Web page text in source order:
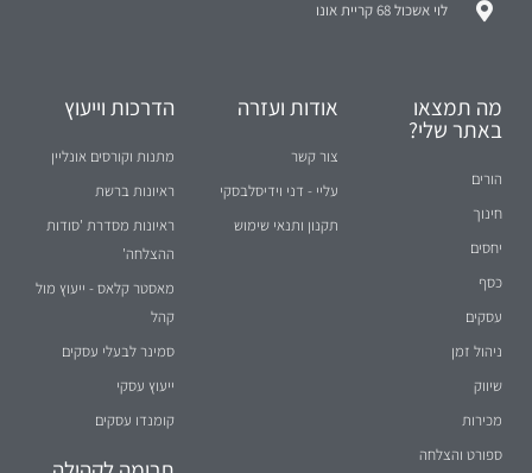
לוי אשכול 68 קריית אונו
מה תמצאו
באתר שלי?
הורים
חינוך
יחסים
כסף
עסקים
ניהול זמן
שיווק
מכירות
ספורט והצלחה
אודות ועזרה
צור קשר
עליי - דני וידיסלבסקי
תקנון ותנאי שימוש
הדרכות וייעוץ
מתנות וקורסים אונליין
ראיונות ברשת
ראיונות מסדרת 'סודות
ההצלחה'
מאסטר קלאס - ייעוץ מול
קהל
סמינר לבעלי עסקים
ייעוץ עסקי
קומנדו עסקים